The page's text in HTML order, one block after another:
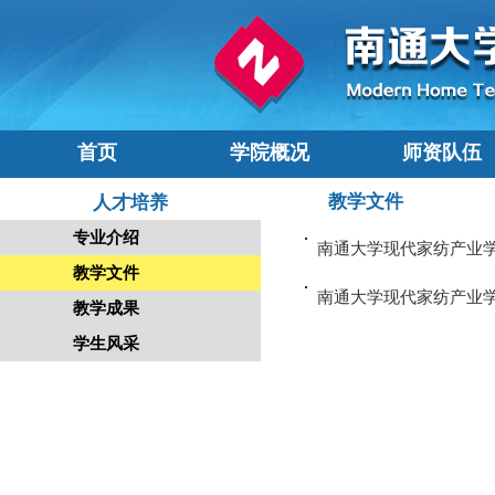
首页 学院概况 师资队伍
人才培养
专业介绍
教学文件
教学成果
学生风采
教学文件
南通大学现代家纺产业
南通大学现代家纺产业